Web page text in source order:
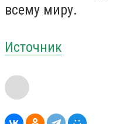
всему миру.
Источник